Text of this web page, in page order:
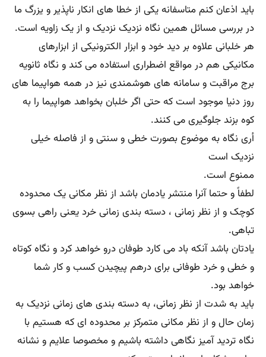
باید اذعان کنم متاسفانه یکی از خطا های انکار ناپذیر و یزرگ ما
در بررسی مسائل همین نگاه نزدیک نزدیک و از یک زاویه است.
هر خلبانی علاوه بر دید خود و ابزار الکترونیکی از ابزارهای
مکانیکی هم در مواقع اضطراری استفاده می کند و نگاه ثانویه
برج مراقبت و سامانه های هوشمندی نیز در همه هواپیما های
روز دنیا موجود است که حتی اگر خلبان بخواهد هواپیما را به
کوه بزند جلوگیری می کنند.
أری نگاه به موضوع بصورت خطی و سنتی و از فاصله خیلی
نزدیک است
ممنوع است.
لطفاً و حتما آنرا منتشر یادمان باشد از نظر مکانی یک محدوده
کوچک و از نظر زمانی ، دسته بندی زمانی خرد یعنی راهی بسوی
تباهی.
یادتان باشد آنکه باد می کارد طوفان درو خواهد کرد و نگاه کوتاه
و خطی و خرد طوفانی برای درهم پیچیدن کسب و کار شما
خواهد بود.
باید به شدت از نظر زمانی، به دسته بندی های زمانی نزدیک به
زمان حال و از نظر مکانی متمرکز بر محدوده ای که هستیم با
نگاه تردید آمیز نگاهی داشته باشیم و مخصوصا علایم و نشانه